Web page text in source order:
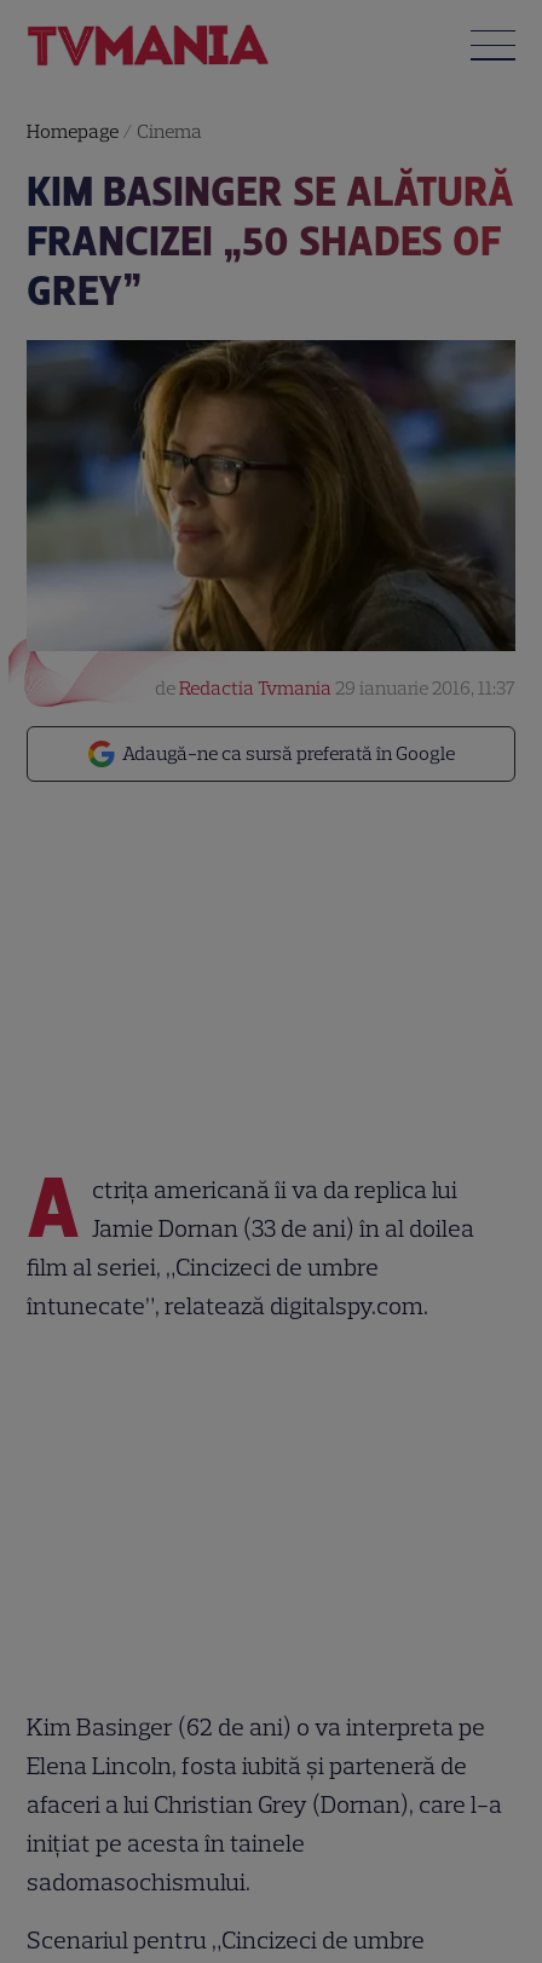
Homepage / Cinema
KIM BASINGER SE ALĂTURĂ
FRANCIZEI „50 SHADES OF
GREY”
Adaugă-ne ca sursă preferată în Google
deRedactia Tvmania 29 ianuarie 2016, 11:37
A ctriţa americană îi va da replica lui
Jamie Dornan (33 de ani) în al doilea
film al seriei, „Cincizeci de umbre
întunecate”, relatează digitalspy.com.
Kim Basinger (62 de ani) o va interpreta pe
Elena Lincoln, fosta iubită şi parteneră de
afaceri a lui Christian Grey (Dornan), care l-a
iniţiat pe acesta în tainele
sadomasochismului.
Scenariul pentru „Cincizeci de umbre